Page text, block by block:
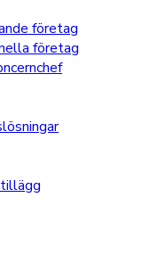
företag
företag